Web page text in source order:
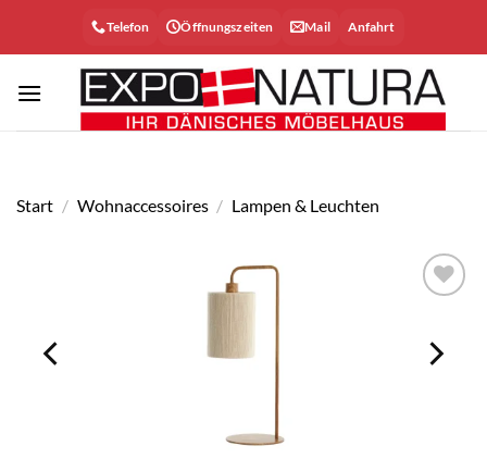
Telefon Öffnungszeiten Mail Anfahrt
Start / Wohnaccessoires / Lampen & Leuchten